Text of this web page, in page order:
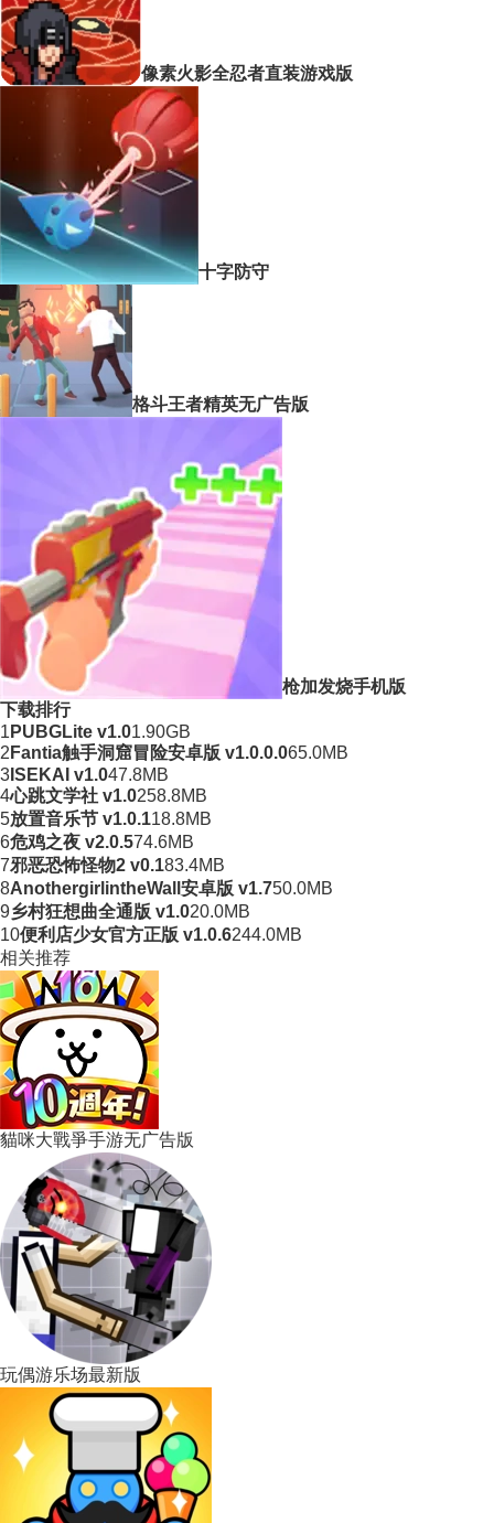
像素火影全忍者直装游戏版
十字防守
格斗王者精英无广告版
枪加发烧手机版
下载排行
1 PUBGLite v1.01.90GB
2 Fantia触手洞窟冒险安卓版 v1.0.0.065.0MB
3 ISEKAI v1.047.8MB
4心跳文学社 v1.0258.8MB
5放置音乐节 v1.0.118.8MB
6危鸡之夜 v2.0.574.6MB
7邪恶恐怖怪物2 v0.183.4MB
8AnothergirlintheWall安卓版 v1.750.0MB
9乡村狂想曲全通版 v1.020.0MB
10便利店少女官方正版 v1.0.6244.0MB
相关推荐
貓咪大戰爭手游无广告版
玩偶游乐场最新版